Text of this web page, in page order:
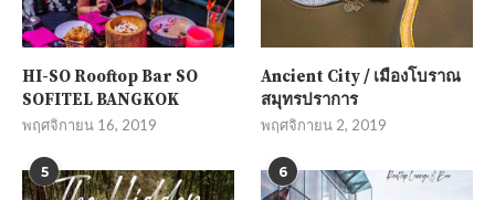
HI-SO Rooftop Bar SO
SOFITEL BANGKOK
พฤศจิกายน 16, 2019
Ancient City / เมืองโบราณ
สมุทรปราการ
พฤศจิกายน 2, 2019
5 6